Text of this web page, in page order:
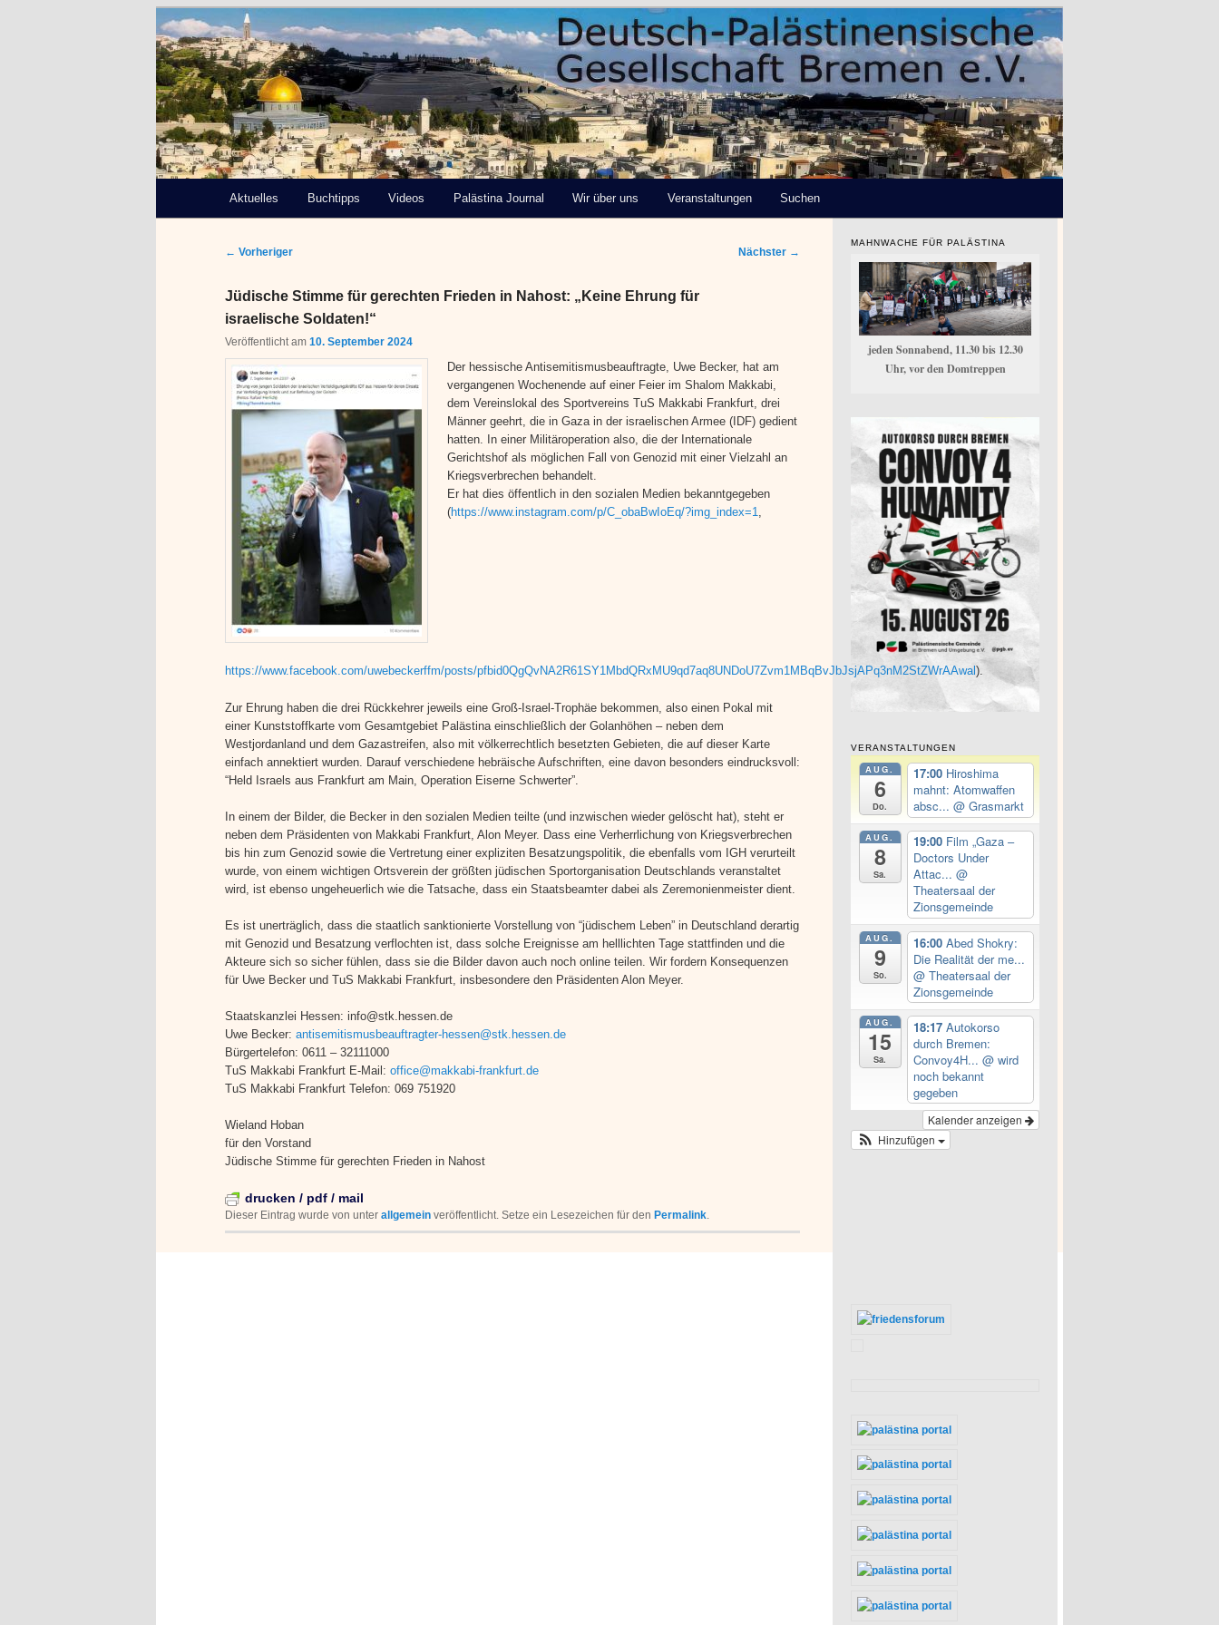
Deutsch-Palästinensische Gesellschaft
Bremen e.V.
Zum
springen
Aktuelles Buchtipps Videos Palästina Journal Wir über uns Veranstaltungen Suchen
Beitragsnavigation
← Vorheriger Nächster →
Jüdische Stimme für gerechten Frieden in Nahost: „Keine Ehrung für
israelische Soldaten!“
Veröffentlicht am 10. September 2024
Der hessische Antisemitismusbeauftragte, Uwe Becker, hat am
vergangenen Wochenende auf einer Feier im Shalom Makkabi,
dem Vereinslokal des Sportvereins TuS Makkabi Frankfurt, drei
Männer geehrt, die in Gaza in der israelischen Armee (IDF) gedient
hatten. In einer Militäroperation also, die der Internationale
Gerichtshof als möglichen Fall von Genozid mit einer Vielzahl an
Kriegsverbrechen behandelt.
Er hat dies öffentlich in den sozialen Medien bekanntgegeben
(https://www.instagram.com/p/C_obaBwIoEq/?img_index=1
https://www.facebook.com/uwebeckerffm/posts/pfbid0QgQvNA2R61SY1MbdQRxMU9qd7aq8UNDoU7Zvm1MBqBvJbJsjAPq3nM2StZWrAAwal).
Zur Ehrung haben die drei Rückkehrer jeweils eine Groß-Israel-Trophäe bekommen, also einen Pokal mit
einer Kunststoffkarte vom Gesamtgebiet Palästina einschließlich der Golanhöhen – neben dem
Westjordanland und dem Gazastreifen, also mit völkerrechtlich besetzten Gebieten, die auf dieser Karte
einfach annektiert wurden. Darauf verschiedene hebräische Aufschriften, eine davon besonders eindrucksvoll:
“Held Israels aus Frankfurt am Main, Operation Eiserne Schwerter”.
In einem der Bilder, die Becker in den sozialen Medien teilte (und inzwischen wieder gelöscht hat), steht er
neben dem Präsidenten von Makkabi Frankfurt, Alon Meyer. Dass eine Verherrlichung von Kriegsverbrechen
bis hin zum Genozid sowie die Vertretung einer expliziten Besatzungspolitik, die ebenfalls vom IGH verurteilt
wurde, von einem wichtigen Ortsverein der größten jüdischen Sportorganisation Deutschlands veranstaltet
wird, ist ebenso ungeheuerlich wie die Tatsache, dass ein Staatsbeamter dabei als Zeremonienmeister dient.
Es ist unerträglich, dass die staatlich sanktionierte Vorstellung von “jüdischem Leben” in Deutschland derartig
mit Genozid und Besatzung verflochten ist, dass solche Ereignisse am helllichten Tage stattfinden und die
Akteure sich so sicher fühlen, dass sie die Bilder davon auch noch online teilen. Wir fordern Konsequenzen
für Uwe Becker und TuS Makkabi Frankfurt, insbesondere den Präsidenten Alon Meyer.
Staatskanzlei Hessen: info@stk.hessen.de
Uwe Becker: antisemitismusbeauftragter-hessen@stk.hessen.de
Bürgertelefon: 0611 – 32111000
TuS Makkabi Frankfurt E-Mail: office@makkabi-frankfurt.de
TuS Makkabi Frankfurt Telefon: 069 751920
Wieland Hoban
für den Vorstand
Jüdische Stimme für gerechten Frieden in Nahost
drucken / pdf / mail
Dieser Eintrag wurde von unter allgemein veröffentlicht. Setze ein Lesezeichen für den Permalink
MAHNWACHE FÜR PALÄSTINA
jeden Sonnabend, 11.30 bis 12.30
Uhr, vor den Domtreppen
VERANSTALTUNGEN
AUG.
6
Do.
17:00 Hiroshima
mahnt: Atomwaffen
absc... @ Grasmarkt
AUG.
8
Sa.
19:00 Film „Gaza –
Doctors Under
Attac... @
Theatersaal der
Zionsgemeinde
AUG.
9
So.
16:00 Abed Shokry:
Die Realität der me...
@ Theatersaal der
Zionsgemeinde
AUG.
15
Sa.
18:17 Autokorso
durch Bremen:
Convoy4H... @ wird
noch bekannt
gegeben
Kalender anzeigen
Hinzufügen